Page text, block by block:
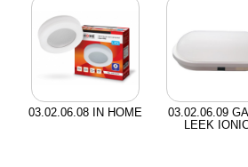
03.02.06.08 IN HOME
03.02.06.09
LEEK